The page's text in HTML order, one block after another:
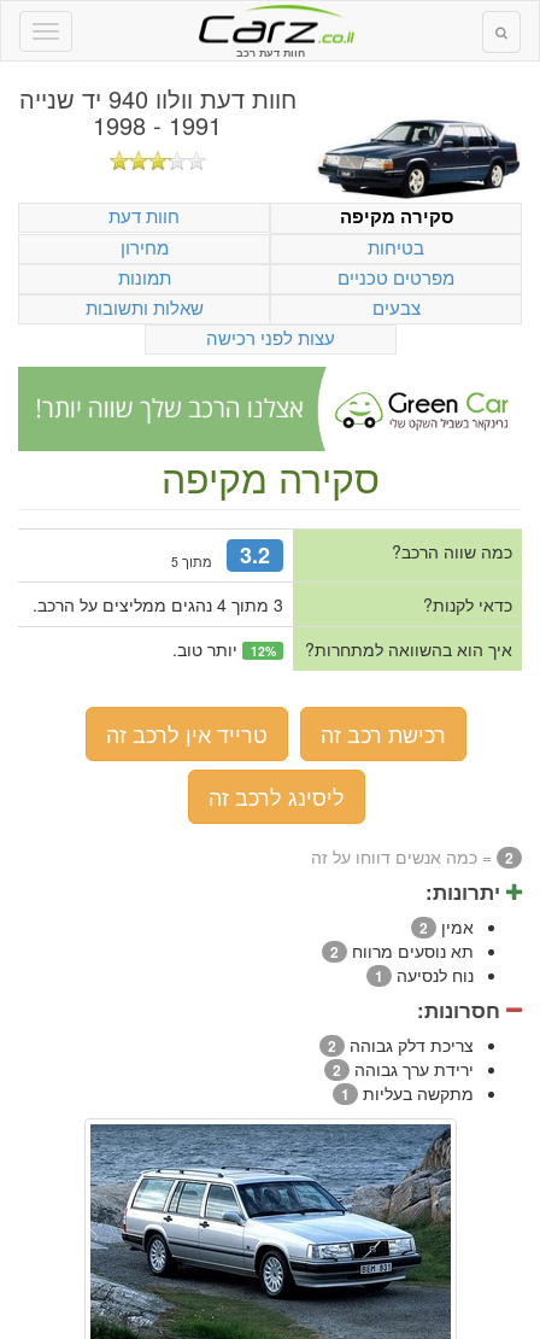
חוות דעת רכב
חוות דעת וולוו 940 יד שנייה
1991 - 1998
סקירה מקיפה
חוות דעת
בטיחות
מחירון
מפרטים טכניים
תמונות
צבעים
שאלות ותשובות
עצות לפני רכישה
סקירה מקיפה
כמה שווה הרכב? 3.2 מתוך 5
כדאי לקנות?
3 מתוך 4 נהגים ממליצים על הרכב.
איך הוא בהשוואה למתחרות?
12% יותר טוב.
רכישת רכב זה
טרייד אין לרכב זה
ליסינג לרכב זה
2 = כמה אנשים דווחו על זה
יתרונות:
אמין 2
תא נוסעים מרווח 2
נוח לנסיעה 1
חסרונות:
צריכת דלק גבוהה 2
ירידת ערך גבוהה 2
מתקשה בעליות 1